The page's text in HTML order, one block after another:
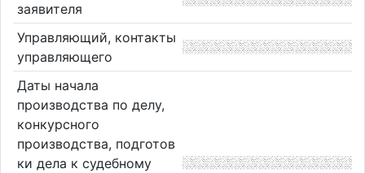
заявителя
Управляющий, контакты
управляющего
Даты начала
производства по делу,
конкурсного
производства, подготов
ки дела к судебному